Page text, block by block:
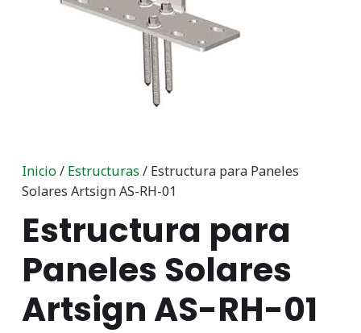
Inicio/ Estructuras/ Estructura para Paneles
Solares Artsign AS-RH-01
Estructura para
Paneles Solares
Artsign AS-RH-01